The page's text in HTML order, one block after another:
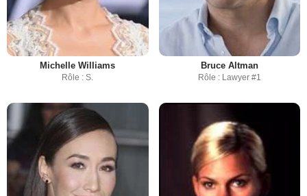
Michelle Williams
Rôle : S.
Bruce Altman
Rôle : Lawyer #1